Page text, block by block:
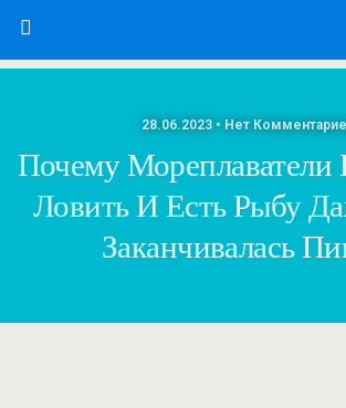
28.06.2023 • Нет
Почему Мореплаватели
Ловить И Есть Рыбу
Заканчивалась